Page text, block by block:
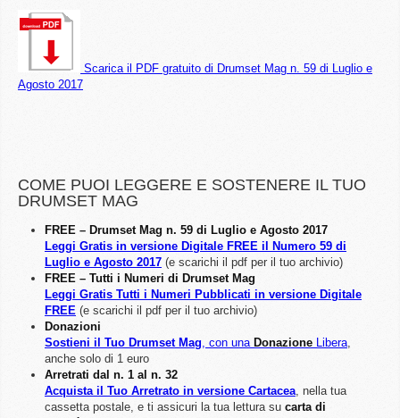
Scarica il PDF gratuito di Drumset Mag n. 59 di Luglio e
Agosto 2017
COME PUOI LEGGERE E SOSTENERE IL TUO
DRUMSET MAG
FREE – Drumset Mag n. 59 di Luglio e Agosto 2017
Leggi Gratis in versione Digitale FREE il Numero 59 di
Luglio e Agosto 2017 (e scarichi il pdf per il tuo archivio)
FREE – Tutti i Numeri di Drumset Mag
Leggi Gratis Tutti i Numeri Pubblicati in versione Digitale
FREE (e scarichi il pdf per il tuo archivio)
Donazioni
Sostieni il Tuo Drumset Mag, con una Donazione Libera,
anche solo di 1 euro
Arretrati dal n. 1 al n. 32
Acquista il Tuo Arretrato in versione Cartacea, nella tua
cassetta postale, e ti assicuri la tua lettura su carta di